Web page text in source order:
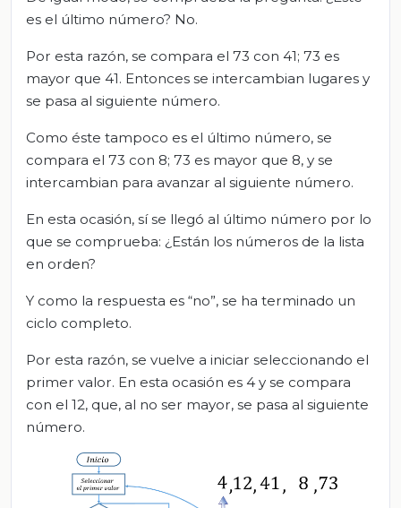
es el último número? No.
Por esta razón, se compara el 73 con 41; 73 es
mayor que 41. Entonces se intercambian lugares y
se pasa al siguiente número.
Como éste tampoco es el último número, se
compara el 73 con 8; 73 es mayor que 8, y se
intercambian para avanzar al siguiente número.
En esta ocasión, sí se llegó al último número por lo
que se comprueba: ¿Están los números de la lista
en orden?
Y como la respuesta es “no”, se ha terminado un
ciclo completo.
Por esta razón, se vuelve a iniciar seleccionando el
primer valor. En esta ocasión es 4 y se compara
con el 12, que, al no ser mayor, se pasa al siguiente
número.